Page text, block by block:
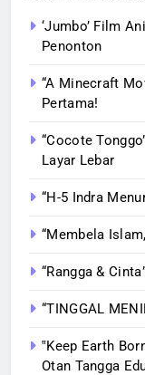
‘Jumbo’ Film
Penonton
“A Minecraft
Pertama!
“Cocote
Layar Lebar
“H-5 Indra
“Membela
“Rangga &
“TINGGAL
‟Keep Earth
Otan Tangga